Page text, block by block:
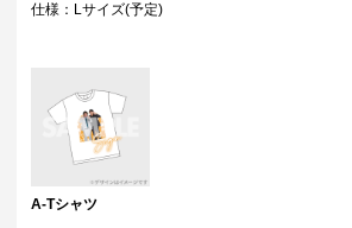
・当選権利は当選者ご本人のみ有効となります。
可能性がございます。（該当者には別途メールに
きます。）
・製造に伴い発生した製品イメージを大きく損な
ズ・縫製・糸くずなどに関しましては交換対象外
・弊社サイト以外で景品を購入された場合、弊社
ん。
仕様：Lサイズ(予定)
A-Tシャツ